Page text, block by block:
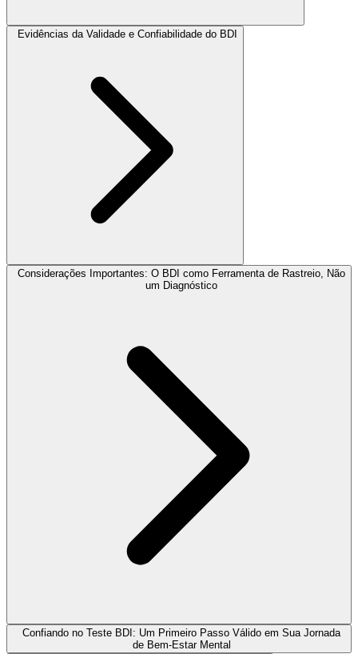
Evidências da Validade e Confiabilidade do BDI
Considerações Importantes: O BDI como Ferramenta de Rastreio, Não
um Diagnóstico
Confiando no Teste BDI: Um Primeiro Passo Válido em Sua Jornada
de Bem-Estar Mental